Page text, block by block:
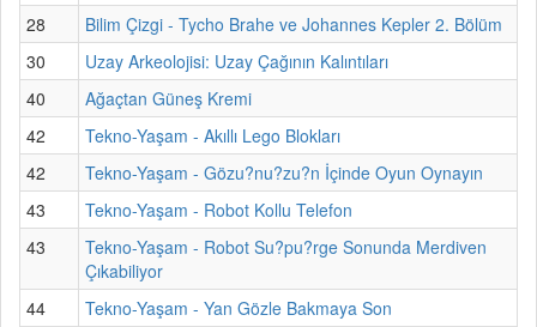
28
Bilim Çizgi - Tycho Brahe ve Johannes Kepler 2. Bölüm
30
Uzay Arkeolojisi: Uzay Çağının Kalıntıları
40
Ağaçtan Güneş Kremi
42
Tekno-Yaşam - Akıllı Lego Blokları
42
Tekno-Yaşam - Gözu?nu?zu?n İçinde Oyun Oynayın
43
Tekno-Yaşam - Robot Kollu Telefon
43
Tekno-Yaşam - Robot Su?pu?rge Sonunda Merdiven
Çıkabiliyor
44
Tekno-Yaşam - Yan Gözle Bakmaya Son